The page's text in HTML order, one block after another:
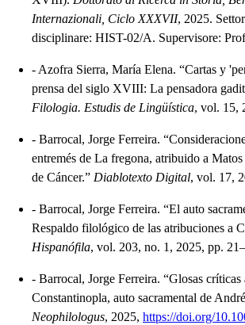
Internazionali, Ciclo XXXVII, 2025.
disciplinare: HIST-02/A. Supervisore:
- Azofra Sierra, María Elena. “Cartas y
prensa del siglo XVIII: La pensadora
Filologia. Estudis de Lingüística, vol. 15,
- Barrocal, Jorge Ferreira.
entremés de La fregona, atribuido a
de Cáncer.” Diablotexto Digital, vol. 17,
- Barrocal, Jorge Ferreira. “El auto
Respaldo filológico de las atribuciones a
Hispanófila, vol. 203, no. 1, 2025, pp.
- Barrocal, Jorge Ferreira. “Glosas
Constantinopla, auto sacramental de
Neophilologus, 2025, https://doi.org/